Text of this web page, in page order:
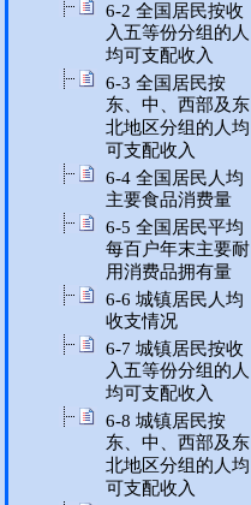
6-2 全国居民按收
入五等份分组的人
均可支配收入
6-3 全国居民按
东、中、西部及东
北地区分组的人均
可支配收入
6-4 全国居民人均
主要食品消费量
6-5 全国居民平均
每百户年末主要耐
用消费品拥有量
6-6 城镇居民人均
收支情况
6-7 城镇居民按收
入五等份分组的人
均可支配收入
6-8 城镇居民按
东、中、西部及东
北地区分组的人均
可支配收入